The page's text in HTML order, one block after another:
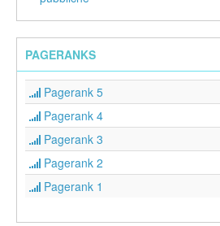
PAGERANKS
Pagerank 5
Pagerank 4
Pagerank 3
Pagerank 2
Pagerank 1